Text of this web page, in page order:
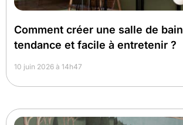
Comment créer une salle de bain
tendance et facile à entretenir ?
10 juin 2026 à 14h47